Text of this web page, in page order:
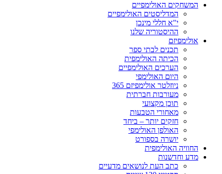
המשחקים האולימפיים
המדליסטים האולימפיים
י"א חללי מינכן
ההיסטוריה שלנו
אולימפיזם
תכנים לבתי ספר
הכיתה האולימפית
הערכים האולימפיים
היום האולימפי
ניוזלטר אולימפיזם 365
מעורבות חברתית
תוכן מקצועי
מאחורי הטבעות
חזקים יותר – ביחד
האולפן האולימפי
יושרה בספורט
החוויה האולימפית
מדע וחדשנות
כתב העת לנושאים מדעיים